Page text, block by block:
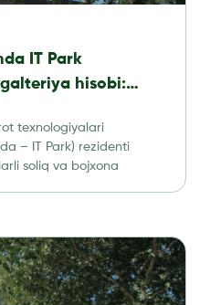
IT Park
hisobi:
texnologiyalari
– IT Park) rezidenti
soliq va bojxona